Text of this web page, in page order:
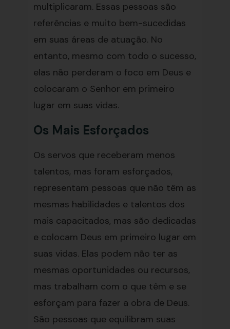
multiplicaram. Essas pessoas são
referências e muito bem-sucedidas
em suas áreas de atuação. No
entanto, mesmo com todo o sucesso,
elas não perderam o foco em Deus e
colocaram o Senhor em primeiro
lugar em suas vidas.
Os Mais Esforçados
Os servos que receberam menos
talentos, mas foram esforçados,
representam pessoas que não têm as
mesmas habilidades e talentos dos
mais capacitados, mas são dedicadas
e colocam Deus em primeiro lugar em
suas vidas. Elas podem não ter as
mesmas oportunidades ou recursos,
mas trabalham com o que têm e se
esforçam para fazer a obra de Deus.
São pessoas que equilibram suas